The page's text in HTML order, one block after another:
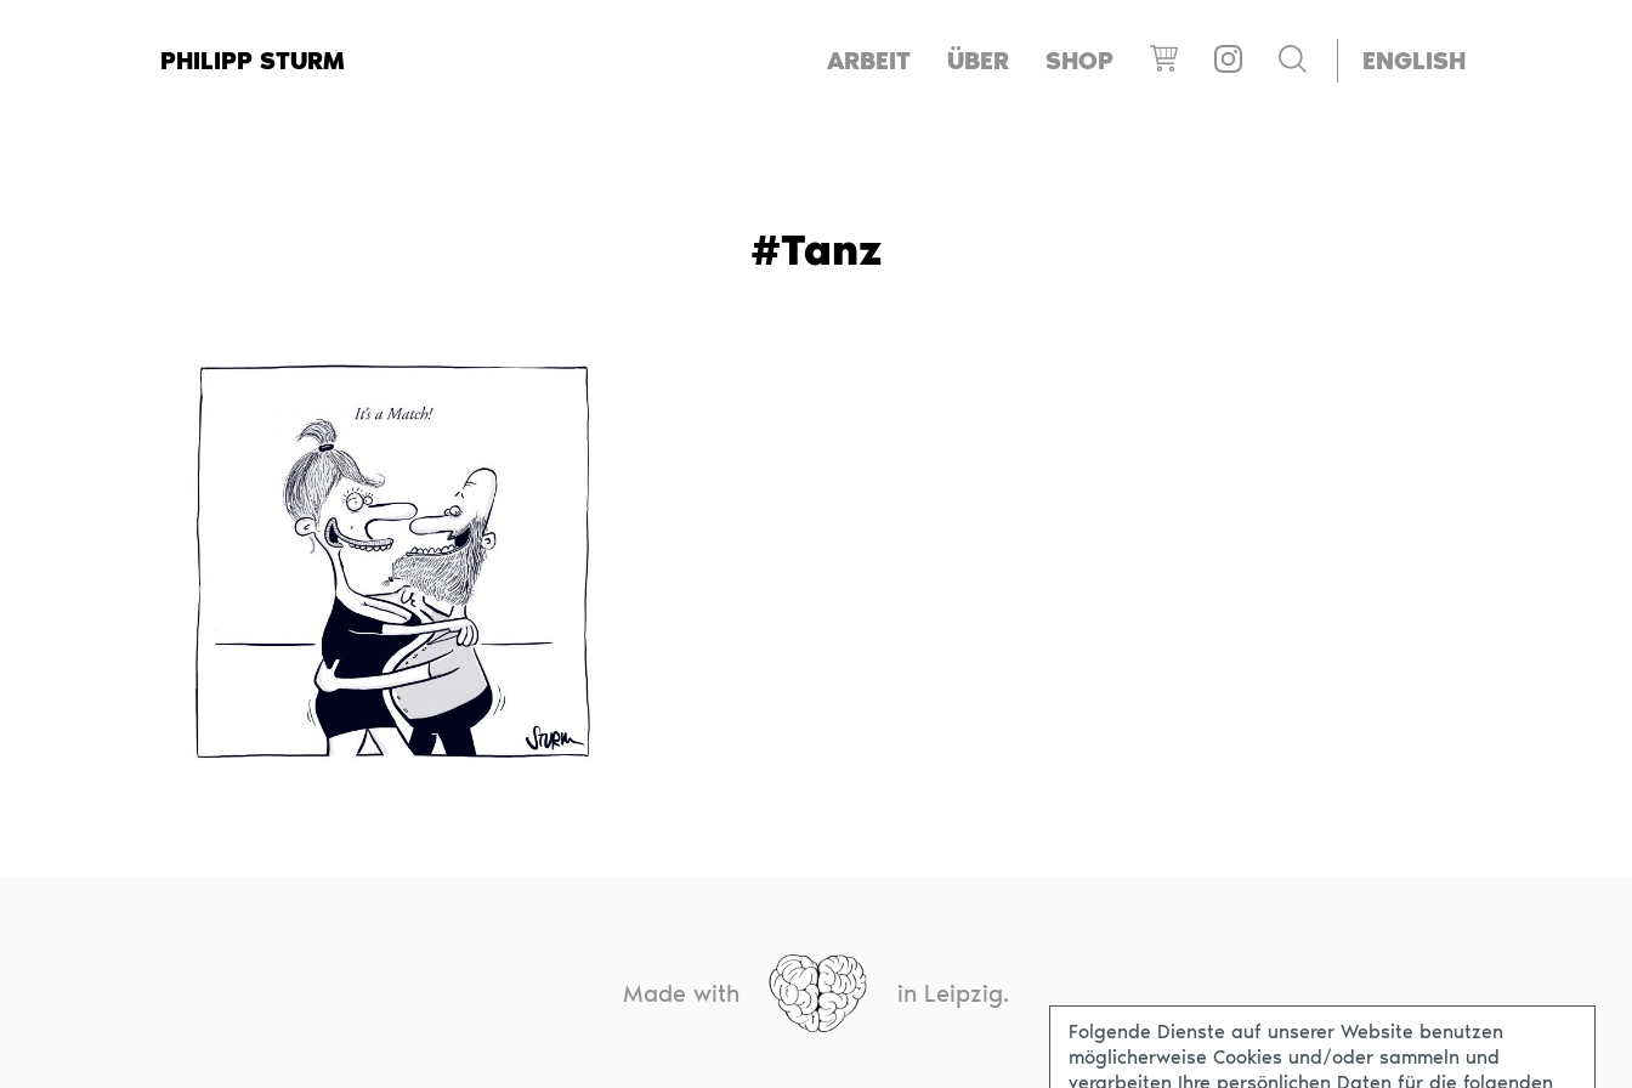
PHILIPP STURM ARBEIT ÜBER SHOP ENGLISH
#Tanz
Made with in Leipzig.
Folgende Dienste auf unserer Website benutzen
möglicherweise Cookies und/oder sammeln und
verarbeiten Ihre persönlichen Daten für die folgenden